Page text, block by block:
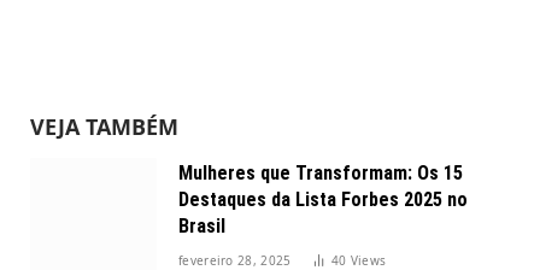
VEJA TAMBÉM
Mulheres que Transformam: Os 15
Destaques da Lista Forbes 2025 no
Brasil
fevereiro 28, 2025 40 Views